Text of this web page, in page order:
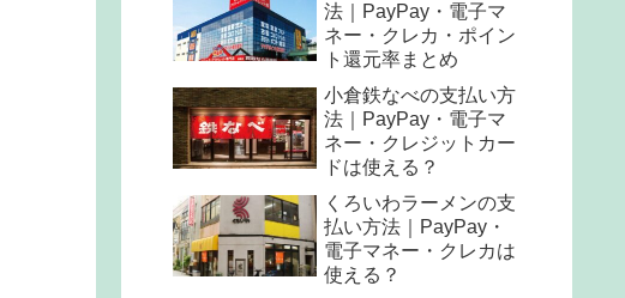
法｜PayPay・電子マ
ネー・クレカ・ポイン
ト還元率まとめ
小倉鉄なべの支払い方
法｜PayPay・電子マ
ネー・クレジットカー
ドは使える？
くろいわラーメンの支
払い方法｜PayPay・
電子マネー・クレカは
使える？